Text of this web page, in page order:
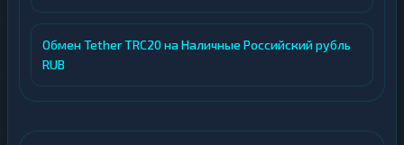
Обмен Tether TRC20 на Наличные Российский рубль
RUB